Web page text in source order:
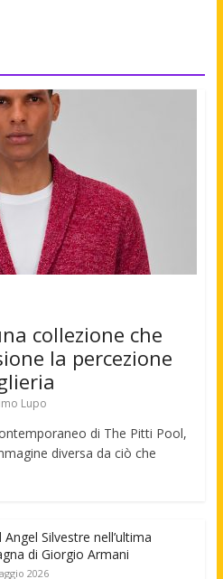
collezione che
la percezione
Lupo
di The Pitti Pool,
diversa da ciò che
Angel Silvestre nell’ultima
di Giorgio Armani
2026